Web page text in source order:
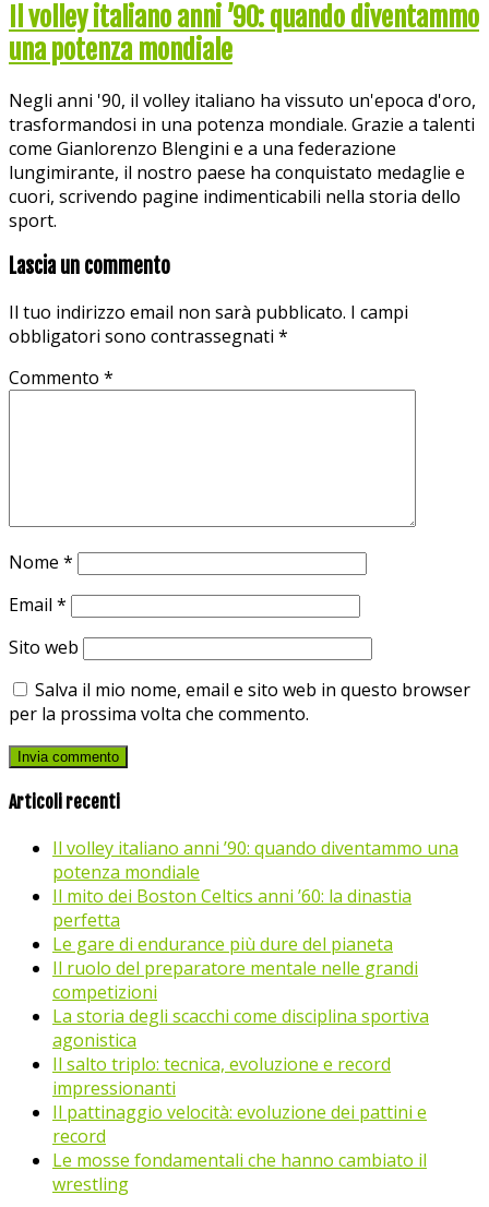
Il volley italiano anni ’90: quando diventammo
una potenza mondiale
Negli anni '90, il volley italiano ha vissuto un'epoca d'oro,
trasformandosi in una potenza mondiale. Grazie a talenti
come Gianlorenzo Blengini e a una federazione
lungimirante, il nostro paese ha conquistato medaglie e
cuori, scrivendo pagine indimenticabili nella storia dello
sport.
Lascia un commento
Il tuo indirizzo email non sarà pubblicato. I campi
obbligatori sono contrassegnati *
Commento *
Nome *
Email *
Sito web
Salva il mio nome, email e sito web in questo browser
per la prossima volta che commento.
Articoli recenti
Il volley italiano anni ’90: quando diventammo una
potenza mondiale
Il mito dei Boston Celtics anni ’60: la dinastia
perfetta
Le gare di endurance più dure del pianeta
Il ruolo del preparatore mentale nelle grandi
competizioni
La storia degli scacchi come disciplina sportiva
agonistica
Il salto triplo: tecnica, evoluzione e record
impressionanti
Il pattinaggio velocità: evoluzione dei pattini e
record
Le mosse fondamentali che hanno cambiato il
wrestling